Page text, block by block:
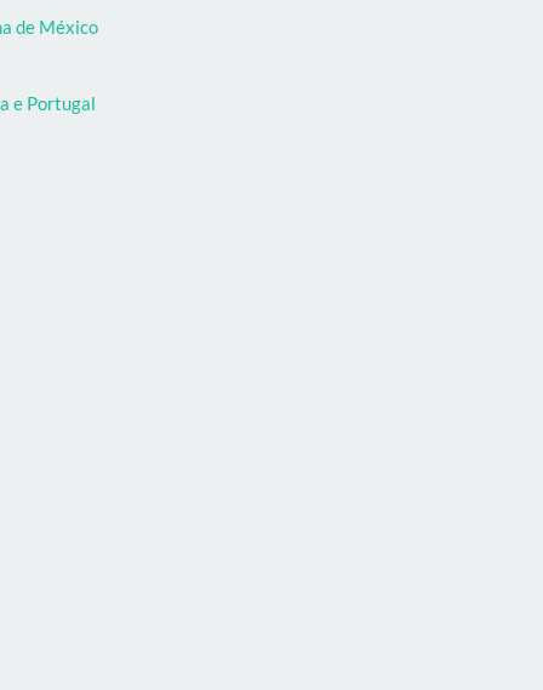
de México
e Portugal